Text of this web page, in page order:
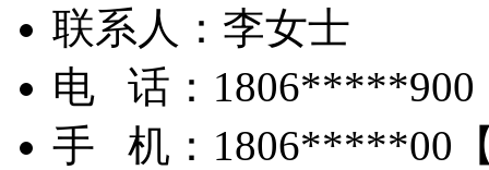
联系人： 李女士
电 话： 1806*****900
手 机： 1806*****00